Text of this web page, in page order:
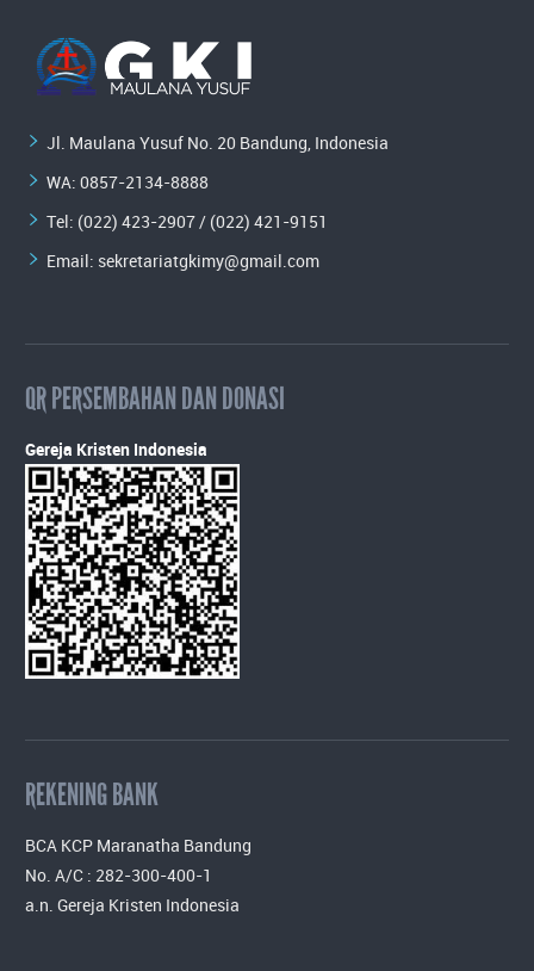
Jl. Maulana Yusuf No. 20 Bandung, Indonesia
WA: 0857-2134-8888
Tel: (022) 423-2907 / (022) 421-9151
Email: sekretariatgkimy@gmail.com
QR PERSEMBAHAN DAN DONASI
Gereja Kristen Indonesia
REKENING BANK
BCA KCP Maranatha Bandung
No. A/C : 282-300-400-1
a.n. Gereja Kristen Indonesia